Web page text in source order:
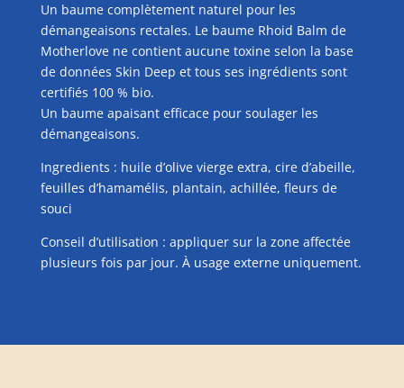
Un baume complètement naturel pour les
démangeaisons rectales. Le baume Rhoid Balm de
Motherlove ne contient aucune toxine selon la base
de données Skin Deep et tous ses ingrédients sont
certifiés 100 % bio.
Un baume apaisant efficace pour soulager les
démangeaisons.
Ingredients : huile d’olive vierge extra, cire d’abeille,
feuilles d’hamamélis, plantain, achillée, fleurs de
souci
Conseil d’utilisation : appliquer sur la zone affectée
plusieurs fois par jour. À usage externe uniquement.